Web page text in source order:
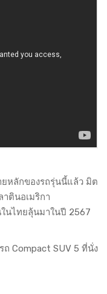
หลักของรถรุ่นนี้แล้ว มิต
ตินอเมริกา
นไทยลุ้นมาในปี 2567